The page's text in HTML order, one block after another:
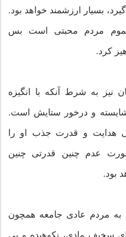
بسیار ارزشمند خواهد بود.
عموم مردم محبتی است بس
کرد.
نیز به شرط آنکه با انگیزه
و درخور ستایش است.
هدایت و قدرت جذب او را
عدم چنین قدرتی چنین
بود.
مردم عادی جامعه همچون